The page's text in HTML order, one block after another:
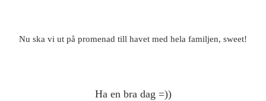
Nu ska vi ut på promenad till havet med hela familjen, sweet!
Ha en bra dag =))